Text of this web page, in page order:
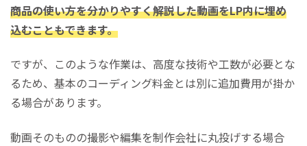
商品の使い方を分かりやすく解説した動画をLP内に埋め
込むこともできます。
ですが、このような作業は、高度な技術や工数が必要とな
るため、基本のコーディング料金とは別に追加費用が掛か
る場合があります。
動画そのものの撮影や編集を制作会社に丸投げする場合